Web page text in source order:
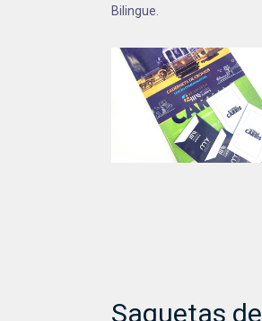
Bilingue.
Saquetas de